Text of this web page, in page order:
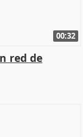
00:32
red de